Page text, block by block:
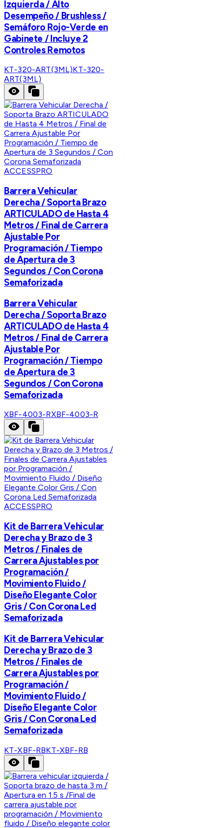
Izquierda / Alto
Desempeño / Brushless /
Semáforo Rojo-Verde en
Gabinete / Incluye 2
Controles Remotos
KT-320-ART(3ML)KT-320-
ART(3ML)
ACCESSPRO
Barrera Vehicular
Derecha / Soporta Brazo
ARTICULADO de Hasta 4
Metros / Final de Carrera
Ajustable Por
Programación / Tiempo
de Apertura de 3
Segundos / Con Corona
Semaforizada
Barrera Vehicular
Derecha / Soporta Brazo
ARTICULADO de Hasta 4
Metros / Final de Carrera
Ajustable Por
Programación / Tiempo
de Apertura de 3
Segundos / Con Corona
Semaforizada
XBF-4003-RXBF-4003-R
ACCESSPRO
Kit de Barrera Vehicular
Derecha y Brazo de 3
Metros / Finales de
Carrera Ajustables por
Programación /
Movimiento Fluido /
Diseño Elegante Color
Gris / Con Corona Led
Semaforizada
Kit de Barrera Vehicular
Derecha y Brazo de 3
Metros / Finales de
Carrera Ajustables por
Programación /
Movimiento Fluido /
Diseño Elegante Color
Gris / Con Corona Led
Semaforizada
KT-XBF-RBKT-XBF-RB